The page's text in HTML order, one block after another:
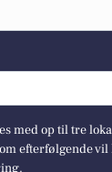
med op til tre
efterfølgende vil